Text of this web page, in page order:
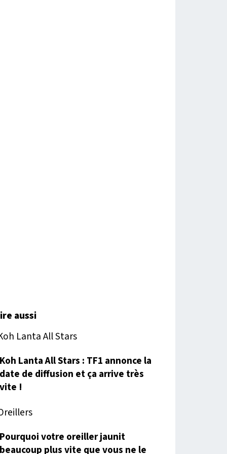
aussi
Koh Lanta All Stars : TF1 annonce la
date de diffusion et ça arrive très
vite !
Pourquoi votre oreiller jaunit
beaucoup plus vite que vous ne le